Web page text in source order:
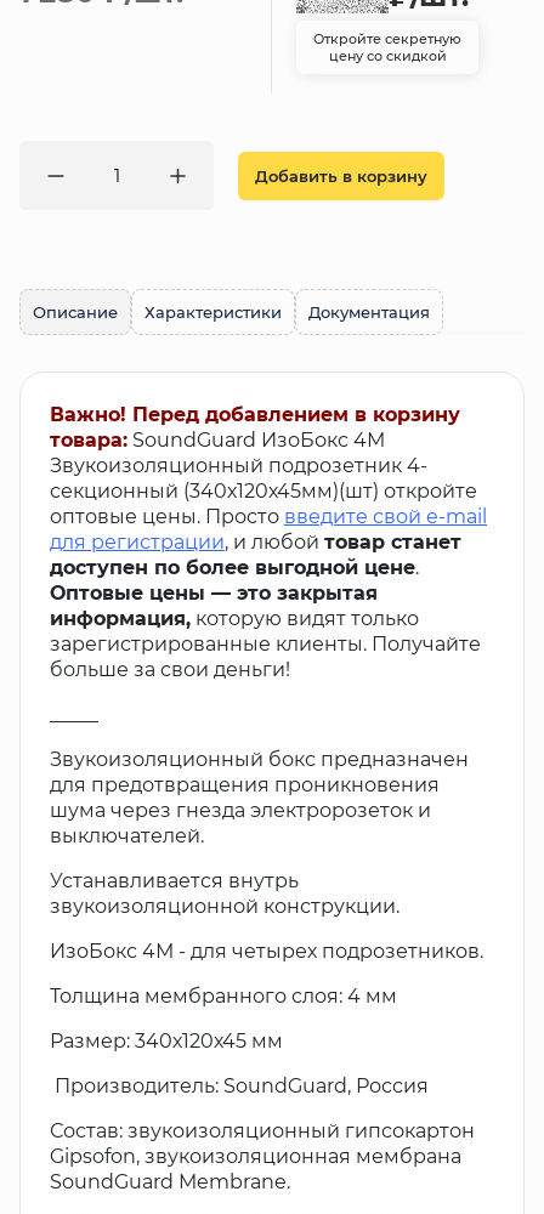
Откройте секретную
цену со скидкой
Добавить в корзину
Описание Характеристики Документация
Важно! Перед добавлением в корзину
товара: SoundGuard ИзоБокс 4М
Звукоизоляционный подрозетник 4-
секционный (340х120х45мм)(шт) откройте
оптовые цены. Просто введите свой e-mail
для регистрации, и любой товар станет
доступен по более выгодной цене.
Оптовые цены — это закрытая
информация, которую видят только
зарегистрированные клиенты. Получайте
больше за свои деньги!
Звукоизоляционный бокс предназначен
для предотвращения проникновения
шума через гнезда электророзеток и
выключателей.
Устанавливается внутрь
звукоизоляционной конструкции.
ИзоБокс 4М - для четырех подрозетников.
Толщина мембранного слоя: 4 мм
Размер: 340х120х45 мм
Производитель: SoundGuard, Россия
Состав: звукоизоляционный гипсокартон
Gipsofon, звукоизоляционная мембрана
SoundGuard Membrane.